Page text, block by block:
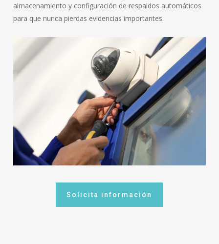
almacenamiento y configuración de respaldos automáticos
para que nunca pierdas evidencias importantes.
Solicita información